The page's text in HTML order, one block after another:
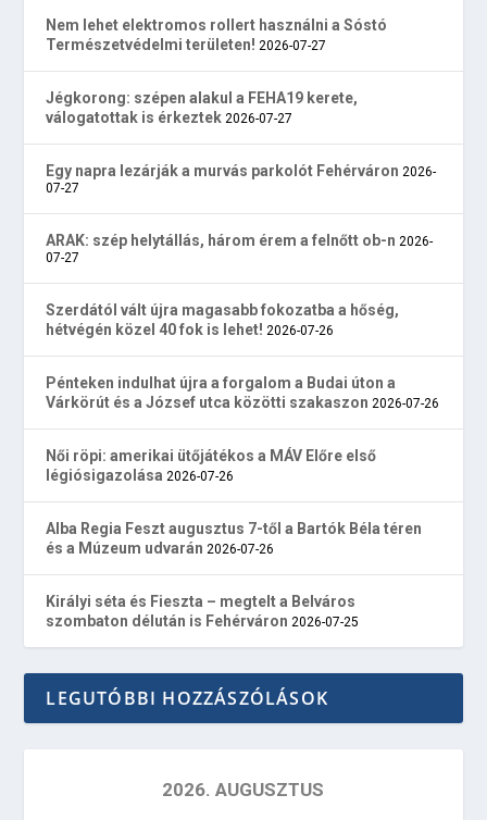
Nem lehet elektromos rollert használni a Sóstó
Természetvédelmi területen! 2026-07-27
Jégkorong: szépen alakul a FEHA19 kerete,
válogatottak is érkeztek 2026-07-27
Egy napra lezárják a murvás parkolót Fehérváron 2026-
07-27
ARAK: szép helytállás, három érem a felnőtt ob-n 2026-
07-27
Szerdától vált újra magasabb fokozatba a hőség,
hétvégén közel 40 fok is lehet! 2026-07-26
Pénteken indulhat újra a forgalom a Budai úton a
Várkörút és a József utca közötti szakaszon 2026-07-26
Női röpi: amerikai ütőjátékos a MÁV Előre első
légiósigazolása 2026-07-26
Alba Regia Feszt augusztus 7-től a Bartók Béla téren
és a Múzeum udvarán 2026-07-26
Királyi séta és Fieszta – megtelt a Belváros
szombaton délután is Fehérváron 2026-07-25
LEGUTÓBBI HOZZÁSZÓLÁSOK
2026. AUGUSZTUS